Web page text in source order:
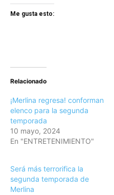
Me gusta esto:
Relacionado
¡Merlina regresa! conforman
elenco para la segunda
temporada
10 mayo, 2024
En "ENTRETENIMIENTO"
Será más terrorifica la
segunda temporada de
Merlina